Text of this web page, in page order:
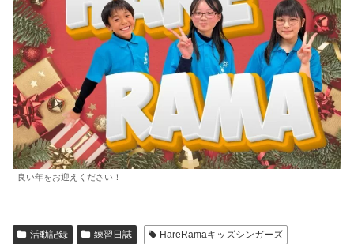
良い年をお迎えください！
活動記録 練習日誌
HareRamaキッズシンガーズ